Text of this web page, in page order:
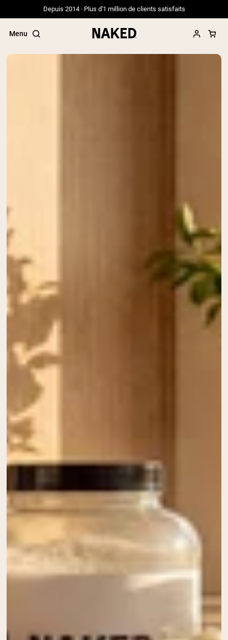
Depuis 2014 · Plus d'1 million de clients satisfaits
Menu
Protéine de Whey en Poudre
Whey au chocolat issu de vaches
Whey de lait de vache nourrie à l'herbe à
Whey de vache nourrie à l'herbe
PROTÉINES VÉGANES